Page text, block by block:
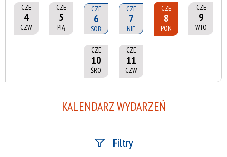
CZE
4
CZW
CZE
5
PIĄ
CZE
6
SOB
CZE
7
NIE
CZE
8
PON
CZE
9
WTO
CZE
10
ŚRO
CZE
11
CZW
KALENDARZ WYDARZEŃ
Filtry